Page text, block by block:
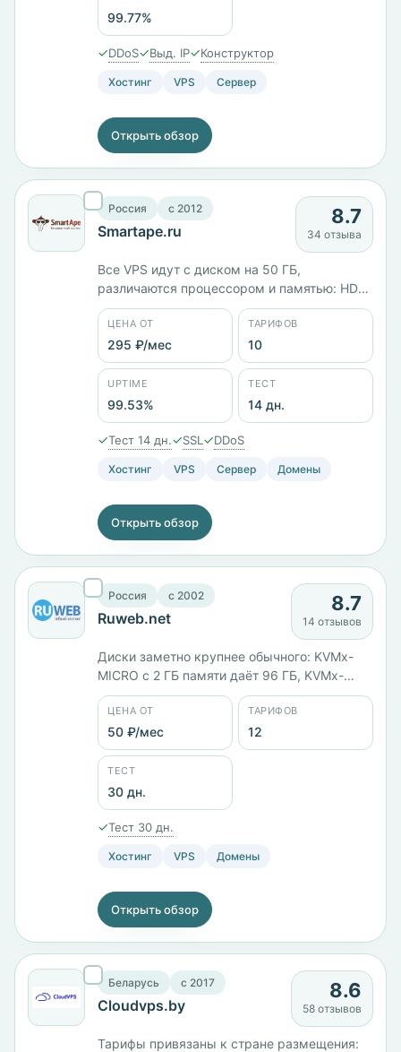
или Сбербанк Онлайн.
99.77%
✓DDoS✓Выд. IP✓Конструктор
Хостинг VPS Сервер
Открыть обзор
Россия c 2012
Smartape.ru
8.7
34 отзыва
Все VPS идут с диском на 50 ГБ,
различаются процессором и памятью: HDD
S1 с 2 ядрами и 1 ГБ стоит 240 ₽/мес на
KVM, HDD S16 с 12 ядрами и 16 ГБ — 1605
₽/мес, Windows-версия того же тарифа
дороже на 1080 ₽. Серверы в России и
Чехии, панель ISPmanager. Юрлицо — ООО
«Смарт Эйп».
ЦЕНА ОТ
295 ₽/мес
ТАРИФОВ
10
UPTIME
99.53%
ТЕСТ
14 дн.
✓Тест 14 дн.✓SSL ✓DDoS
Хостинг VPS Сервер Домены
Открыть обзор
Россия c 2002
Ruweb.net
8.7
14 отзывов
Диски заметно крупнее обычного: KVMx-
MICRO с 2 ГБ памяти даёт 96 ГБ, KVMx-
LIGHT с 8 ГБ — 340 ГБ за 849 ₽/мес. Всего
12 тарифов, минимальная цена 50 ₽/мес,
серверы в России и США. Панели
DirectAdmin и ISPmanager, оплата картой
МИР, ЮMoney или WebMoney. Тестовый
период — 30 дней.
ЦЕНА ОТ
50 ₽/мес
ТАРИФОВ
12
ТЕСТ
30 дн.
✓Тест 30 дн.
Хостинг VPS Домены
Открыть обзор
Беларусь c 2017
Cloudvps.by
8.6
58 отзывов
Тарифы привязаны к стране размещения: